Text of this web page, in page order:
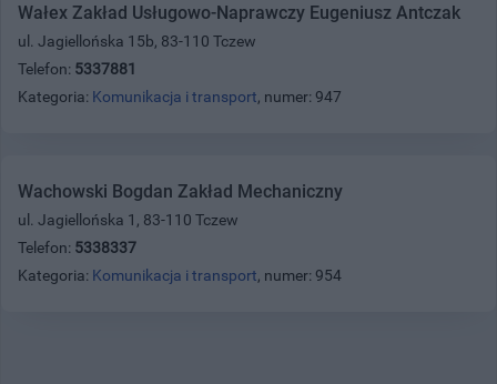
Wałex Zakład Usługowo-Naprawczy Eugeniusz Antczak
ul. Jagiellońska 15b, 83-110 Tczew
Telefon: 5337881
Kategoria: Komunikacja i transport, numer: 947
Wachowski Bogdan Zakład Mechaniczny
ul. Jagiellońska 1, 83-110 Tczew
Telefon: 5338337
Kategoria: Komunikacja i transport, numer: 954